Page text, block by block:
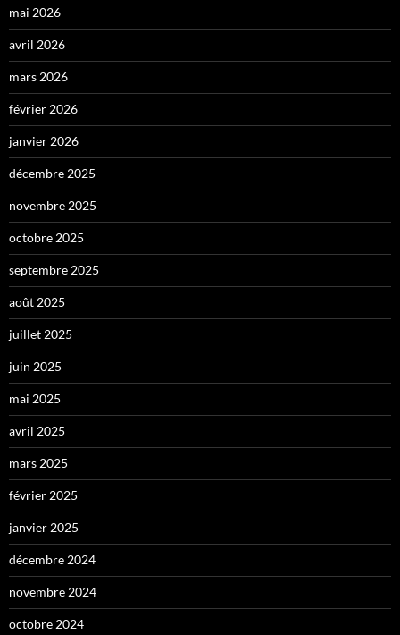
mai 2026
avril 2026
mars 2026
février 2026
janvier 2026
décembre 2025
novembre 2025
octobre 2025
septembre 2025
août 2025
juillet 2025
juin 2025
mai 2025
avril 2025
mars 2025
février 2025
janvier 2025
décembre 2024
novembre 2024
octobre 2024